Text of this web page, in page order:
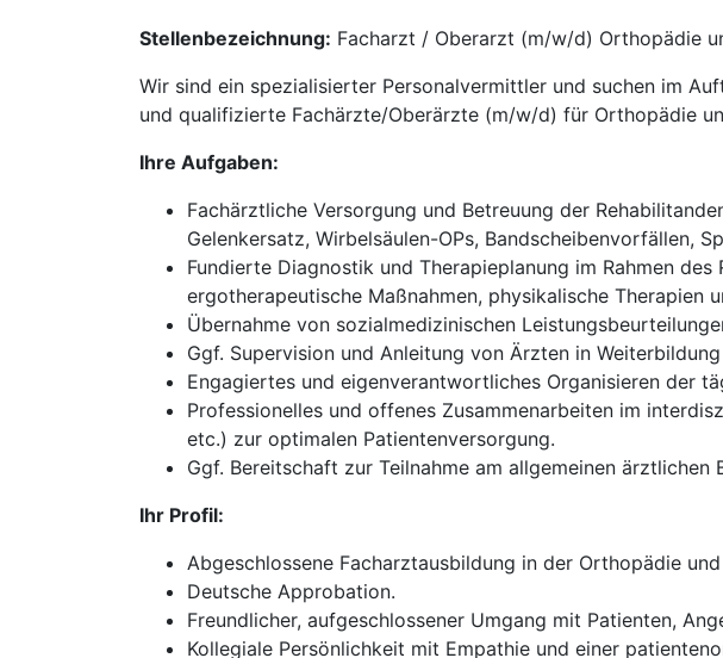
Stellenbezeichnung: Facharzt / Oberarzt (m/w/d) Orthopädie
Wir sind ein spezialisierter Personalvermittler und suchen im
und qualifizierte Fachärzte/Oberärzte (m/w/d) für Orthopädie
Ihre Aufgaben:
Fachärztliche Versorgung und Betreuung der
Gelenkersatz, Wirbelsäulen-OPs, Bandscheibenvorfällen,
Fundierte Diagnostik und Therapieplanung im Rahmen
ergotherapeutische Maßnahmen, physikalische Therapien
Übernahme von sozialmedizinischen
Ggf. Supervision und Anleitung von Ärzten in
Engagiertes und eigenverantwortliches Organisieren der
Professionelles und offenes Zusammenarbeiten im
etc.) zur optimalen Patientenversorgung.
Ggf. Bereitschaft zur Teilnahme am allgemeinen ärztlichen
Ihr Profil:
Abgeschlossene Facharztausbildung in der Orthopädie
Deutsche Approbation.
Freundlicher, aufgeschlossener Umgang mit Patienten,
Kollegiale Persönlichkeit mit Empathie und einer